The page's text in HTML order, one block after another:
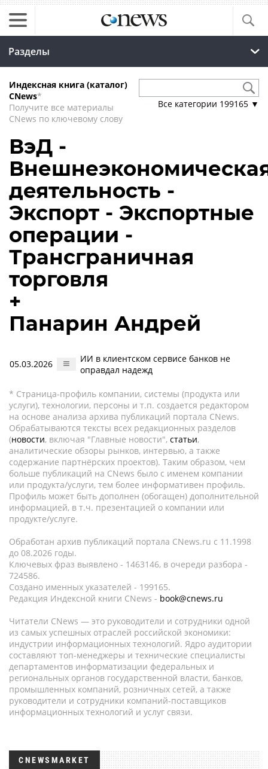
Разделы
Индексная книга (каталог)
CNews*
Получите все материалы
CNews по ключевому слову
Все категории 199165 ▼
ВэД -
деятельность -
Экспорт - Экспортные
операции -
Трансграничная
торговля
+
Панарин Андрей
05.03.2026
ИИ в клиентском сервисе банков не
оправдал надежд
* Страница-профиль компании, системы (продукта или
услуги), технологии, персоны и т.п. создается редактором
на основе анализа архива публикаций портала CNews.
Обрабатываются тексты всех редакционных разделов
(новости, включая "Главные новости", статьи,
аналитические обзоры рынков, интервью, а также
содержание партнёрских проектов). Таким образом, чем
больше публикаций на CNews было с именем компании
или продукта/услуги, тем более информативен профиль.
Профиль может быть дополнен (обогащен) дополнительной
информацией, в т.ч. презентацией о компании или
продукте/услуге.
Обработан архив публикаций портала CNews.ru c 11.1998
до 08.2026 годы.
Ключевых фраз выявлено - 1463146, в очереди разбора -
724586.
Создано именных указателей - 199165.
Редакция Индексной книги CNews - book@cnews.ru
Читатели CNews — это руководители и сотрудники одной
из самых успешных отраслей российской экономики:
индустрии информационных технологий. Ядро аудитории
составляют топ-менеджеры и технические специалисты
департаментов информатизации федеральных и
региональных органов государственной власти, банков,
промышленных компаний, розничных сетей, а также
руководители и сотрудники компаний-поставщиков
информационных технологий и услуг связи.
CNEWSMARKET